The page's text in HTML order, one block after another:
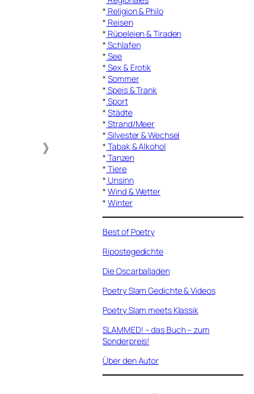
》
* Religion & Philo
* Reisen
* Rüpeleien & Tiraden
* Schlafen
* See
* Sex & Erotik
*Sommer
* Speis & Trank
* Sport
*Städte
* Strand/Meer
* Silvester & Wechsel
* Tabak & Alkohol
* Tanzen
* Tiere
* Unsinn
*Wind & Wetter
*Winter
Best of Poetry
Ripostegedichte
Die Oscarballaden
Poetry Slam Gedichte & Videos
Poetry Slam meets Klassik
SLAMMED! – das Buch – zum
Sonderpreis!
Über den Autor